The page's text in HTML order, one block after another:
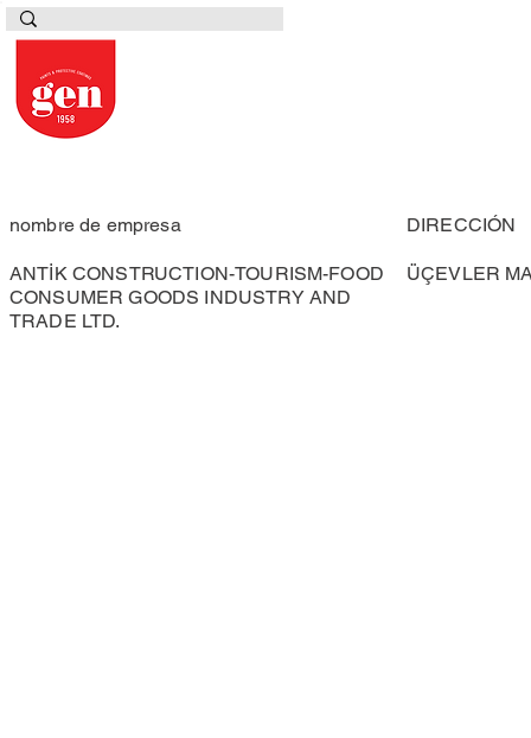
nombre de empresa DIRECCIÓN
ANTİK CONSTRUCTION-TOURISM-FOOD
CONSUMER GOODS INDUSTRY AND
TRADE LTD.
ÜÇEVLER